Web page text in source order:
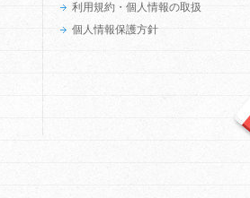
利用規約・個人情報の取扱
個人情報保護方針